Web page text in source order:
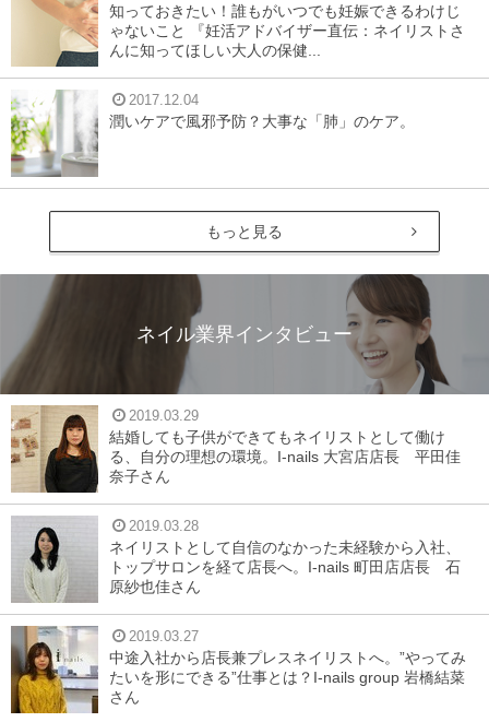
知っておきたい！誰もがいつでも妊娠できるわけじ
ゃないこと 『妊活アドバイザー直伝：ネイリストさ
んに知ってほしい大人の保健...
2017.12.04
潤いケアで風邪予防？大事な「肺」のケア。
もっと見る
ネイル業界インタビュー
2019.03.29
結婚しても子供ができてもネイリストとして働け
る、自分の理想の環境。I-nails 大宮店店長 平田佳
奈子さん
2019.03.28
ネイリストとして自信のなかった未経験から入社、
トップサロンを経て店長へ。I-nails 町田店店長 石
原紗也佳さん
2019.03.27
中途入社から店長兼プレスネイリストへ。”やってみ
たいを形にできる”仕事とは？I-nails group 岩橋結菜
さん